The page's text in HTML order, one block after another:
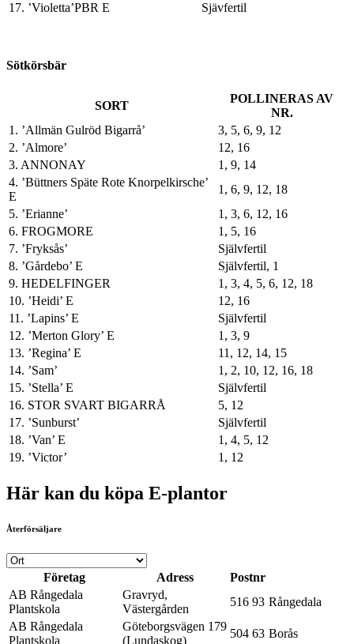
17. ’Violetta’PBR E
Sjävfertil
Sötkörsbär
SORT
POLLINERAS AV
NR.
1. ’Allmän Gulröd Bigarrå’
3, 5, 6, 9, 12
2. ’Almore’
12, 16
3. ANNONAY
1, 9, 14
4. ’Büttners Späte Rote Knorpelkirsche’
E
1, 6, 9, 12, 18
5. ’Erianne’
1, 3, 6, 12, 16
6. FROGMORE
1, 5, 16
7. ’Fryksås’
Självfertil
8. ’Gårdebo’ E
Självfertil, 1
9. HEDELFINGER
1, 3, 4, 5, 6, 12, 18
10. ’Heidi’ E
12, 16
11. ’Lapins’ E
Självfertil
12. ’Merton Glory’ E
1, 3, 9
13. ’Regina’ E
11, 12, 14, 15
14. ’Sam’
1, 2, 10, 12, 16, 18
15. ’Stella’ E
Självfertil
16. STOR SVART BIGARRÅ
5, 12
17. ’Sunburst’
Självfertil
18. ’Van’ E
1, 4, 5, 12
19. ’Victor’
1, 12
Här kan du köpa E-plantor
Återförsäljare
Företag Adress
Postnr
AB Rångedala
Plantskola
Gravryd,
Västergården
516 93 Rångedala
AB Rångedala
Plantskola
Göteborgsvägen 179
(Lundaskog)
504 63 Borås